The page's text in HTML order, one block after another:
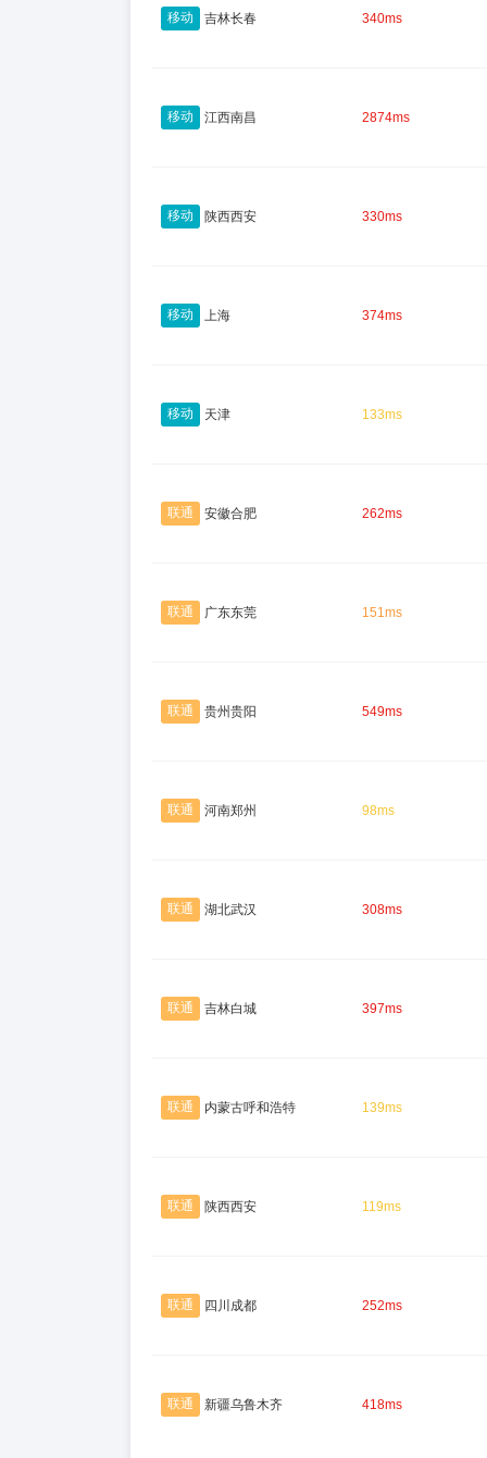
移动 吉林长春 340ms
移动 江西南昌 2874ms
移动 陕西西安 330ms
移动 上海 374ms
移动 天津 133ms
联通 安徽合肥 262ms
联通 广东东莞 151ms
联通 贵州贵阳 549ms
联通 河南郑州 98ms
联通 湖北武汉 308ms
联通 吉林白城 397ms
联通 内蒙古呼和浩特 139ms
联通 陕西西安 119ms
联通 四川成都 252ms
联通 新疆乌鲁木齐 418ms